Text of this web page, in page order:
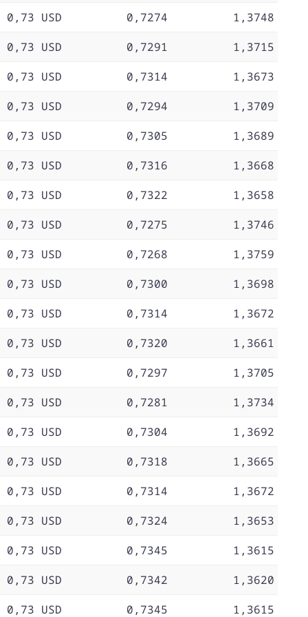
0,73 USD 0,7274
1,3748
0,73 USD
0,7291
1,3715
0,73 USD
0,7314
1,3673
0,73 USD
0,7294
1,3709
0,73 USD
0,7305
1,3689
0,73 USD
0,7316
1,3668
0,73 USD
0,7322
1,3658
0,73 USD
0,7275
1,3746
0,73 USD
0,7268
1,3759
0,73 USD
0,7300
1,3698
0,73 USD
0,7314
1,3672
0,73 USD
0,7320
1,3661
0,73 USD
0,7297
1,3705
0,73 USD
0,7281
1,3734
0,73 USD
0,7304
1,3692
0,73 USD
0,7318
1,3665
0,73 USD
0,7314
1,3672
0,73 USD
0,7324
1,3653
0,73 USD
0,7345
1,3615
0,73 USD
0,7342
1,3620
0,73 USD
0,7345 1,3615